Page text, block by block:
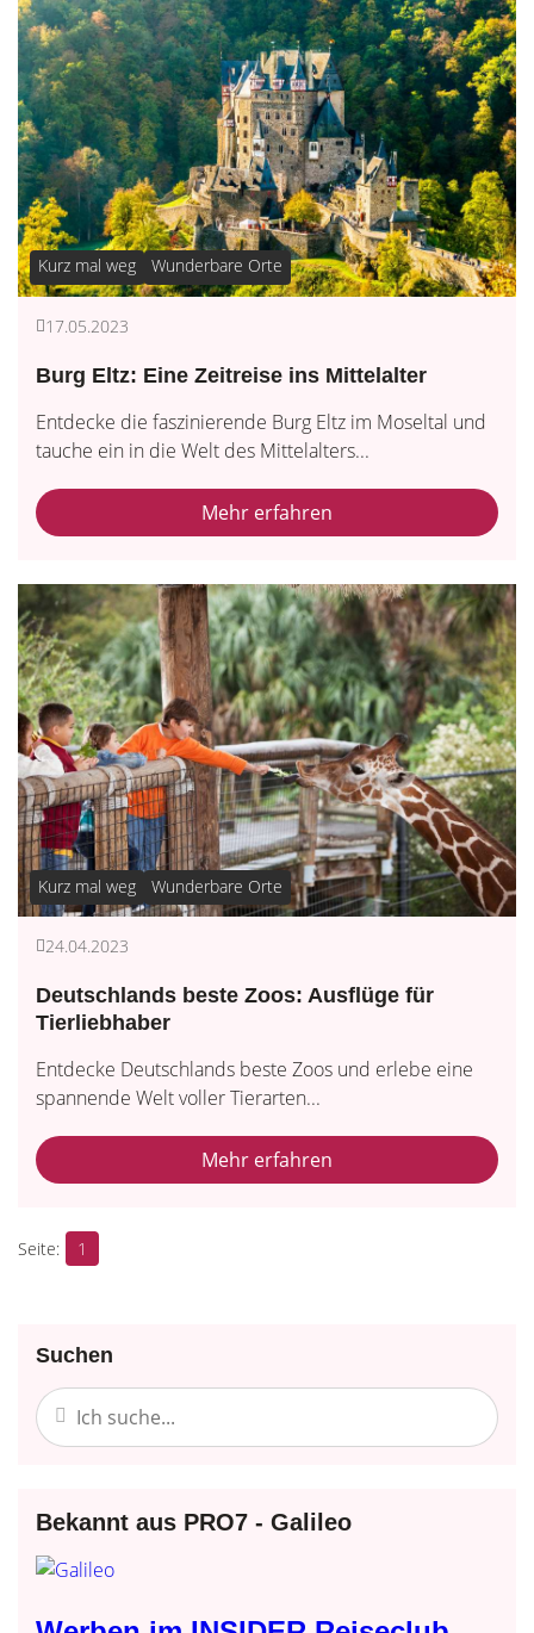
Kurz mal weg Wunderbare Orte
17.05.2023
Burg Eltz: Eine Zeitreise ins Mittelalter
Entdecke die faszinierende Burg Eltz im Moseltal und
tauche ein in die Welt des Mittelalters...
Mehr erfahren
Kurz mal weg Wunderbare Orte
24.04.2023
Deutschlands beste Zoos: Ausflüge für
Tierliebhaber
Entdecke Deutschlands beste Zoos und erlebe eine
spannende Welt voller Tierarten...
Mehr erfahren
1
Suchen
Bekannt aus PRO7 - Galileo